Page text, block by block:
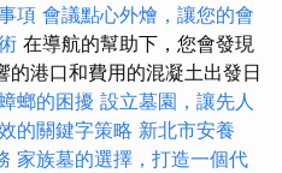
項 會議點心外燴，讓您的會
在導航的幫助下，您會發現
港口和費用的混凝土出發日
螂的困擾 設立墓園，讓先人
的關鍵字策略 新北市安養
家族墓的選擇，打造一個代